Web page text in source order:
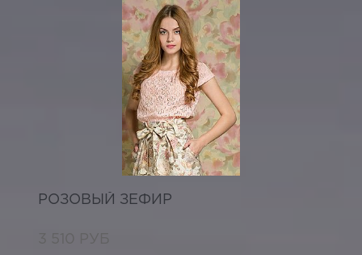
РОЗОВЫЙ ЗЕФИР
3 510 РУБ